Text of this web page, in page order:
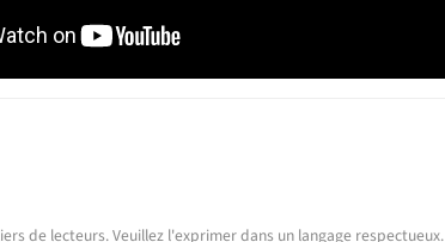
de lecteurs. Veuillez l'exprimer dans un langage respectueux.